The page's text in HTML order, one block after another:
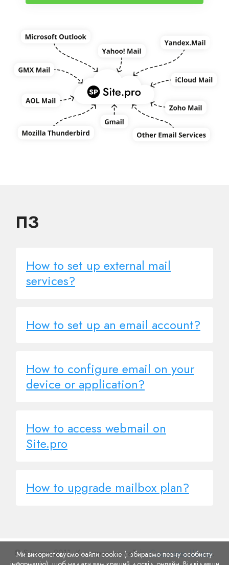
ПЗ
How to set up external mail
services?
How to set up an email account?
How to configure email on your
device or application?
How to access webmail on
Site.pro
How to upgrade mailbox plan?
© Site.pro 2011. Конструктор сайтів.Сполучені Штати.
Ми використовуємо файли cookie (і збираємо певну особисту